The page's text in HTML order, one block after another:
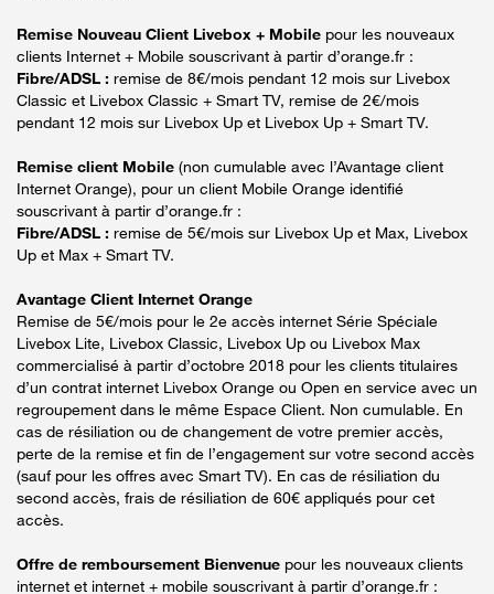
Remise Nouveau Client Livebox + Mobile pour les nouveaux
clients Internet + Mobile souscrivant à partir d’orange.fr :
Fibre/ADSL : remise de 8€/mois pendant 12 mois sur Livebox
Classic et Livebox Classic + Smart TV, remise de 2€/mois
pendant 12 mois sur Livebox Up et Livebox Up + Smart TV.
Remise client Mobile (non cumulable avec l’Avantage client
Internet Orange), pour un client Mobile Orange identifié
souscrivant à partir d’orange.fr :
Fibre/ADSL : remise de 5€/mois sur Livebox Up et Max, Livebox
Up et Max + Smart TV.
Avantage Client Internet Orange
Remise de 5€/mois pour le 2e accès internet Série Spéciale
Livebox Lite, Livebox Classic, Livebox Up ou Livebox Max
commercialisé à partir d’octobre 2018 pour les clients titulaires
d’un contrat internet Livebox Orange ou Open en service avec un
regroupement dans le même Espace Client. Non cumulable. En
cas de résiliation ou de changement de votre premier accès,
perte de la remise et fin de l’engagement sur votre second accès
(sauf pour les offres avec Smart TV). En cas de résiliation du
second accès, frais de résiliation de 60€ appliqués pour cet
accès.
Offre de remboursement Bienvenue pour les nouveaux clients
internet et internet + mobile souscrivant à partir d’orange.fr :